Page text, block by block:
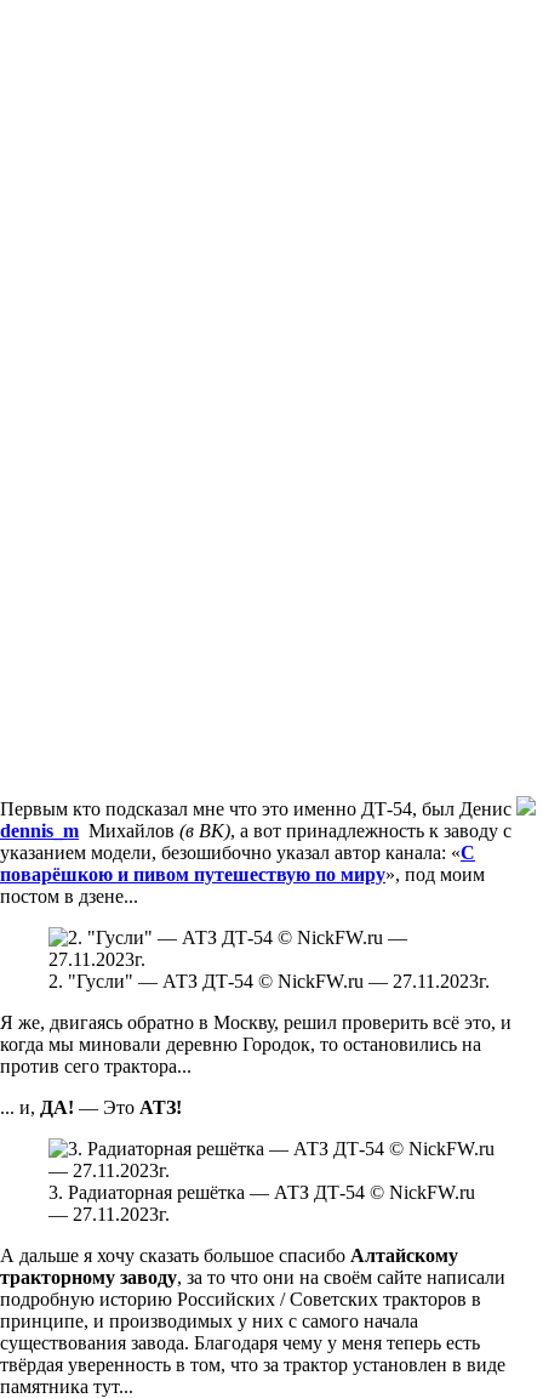
Первым кто подсказал мне что это именно ДТ-54, был Денис
dennis_m Михайлов (в ВК), а вот принадлежность к заводу с
указанием модели, безошибочно указал автор канала: «С
поварёшкою и пивом путешествую по миру», под моим
постом в дзене...
2. "Гусли" — АТЗ ДТ-54 © NickFW.ru — 27.11.2023г.
Я же, двигаясь обратно в Москву, решил проверить всё это, и
когда мы миновали деревню Городок, то остановились на
против сего трактора...
... и, ДА! — Это АТЗ!
3. Радиаторная решётка — АТЗ ДТ-54 © NickFW.ru
— 27.11.2023г.
А дальше я хочу сказать большое спасибо Алтайскому
тракторному заводу, за то что они на своём сайте написали
подробную историю Российских / Советских тракторов в
принципе, и производимых у них с самого начала
существования завода. Благодаря чему у меня теперь есть
твёрдая уверенность в том, что за трактор установлен в виде
памятника тут...